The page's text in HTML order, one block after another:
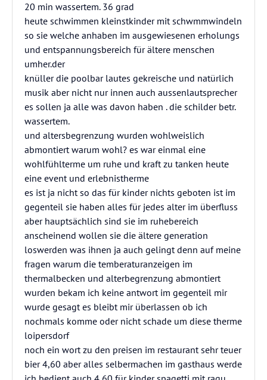
20 min wassertem. 36 grad
heute schwimmen kleinstkinder mit schwmmwindeln
so sie welche anhaben im ausgewiesenen erholungs
und entspannungsbereich für ältere menschen
umher.der
knüller die poolbar lautes gekreische und natürlich
musik aber nicht nur innen auch aussenlautsprecher
es sollen ja alle was davon haben . die schilder betr.
wassertem.
und altersbegrenzung wurden wohlweislich
abmontiert warum wohl? es war einmal eine
wohlfühlterme um ruhe und kraft zu tanken heute
eine event und erlebnistherme
es ist ja nicht so das für kinder nichts geboten ist im
gegenteil sie haben alles für jedes alter im überfluss
aber hauptsächlich sind sie im ruhebereich
anscheinend wollen sie die ältere generation
loswerden was ihnen ja auch gelingt denn auf meine
fragen warum die temberaturanzeigen im
thermalbecken und alterbegrenzung abmontiert
wurden bekam ich keine antwort im gegenteil mir
wurde gesagt es bleibt mir überlassen ob ich
nochmals komme oder nicht schade um diese therme
loipersdorf
noch ein wort zu den preisen im restaurant sehr teuer
bier 4,60 aber alles selbermachen im gasthaus werde